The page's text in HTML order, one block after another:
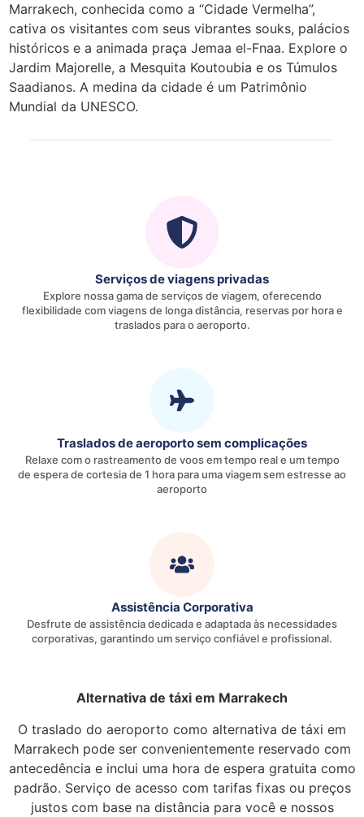
Marrakech, conhecida como a “Cidade Vermelha”,
cativa os visitantes com seus vibrantes souks, palácios
históricos e a animada praça Jemaa el-Fnaa. Explore o
Jardim Majorelle, a Mesquita Koutoubia e os Túmulos
Saadianos. A medina da cidade é um Patrimônio
Mundial da UNESCO.
Serviços de viagens privadas
Explore nossa gama de serviços de viagem, oferecendo
flexibilidade com viagens de longa distância, reservas por hora e
traslados para o aeroporto.
Traslados de aeroporto sem complicações
Relaxe com o rastreamento de voos em tempo real e um tempo
de espera de cortesia de 1 hora para uma viagem sem estresse ao
aeroporto
Assistência Corporativa
Desfrute de assistência dedicada e adaptada às necessidades
corporativas, garantindo um serviço confiável e profissional.
Alternativa de táxi em Marrakech
O traslado do aeroporto como alternativa de táxi em
Marrakech pode ser convenientemente reservado com
antecedência e inclui uma hora de espera gratuita como
padrão. Serviço de acesso com tarifas fixas ou preços
justos com base na distância para você e nossos